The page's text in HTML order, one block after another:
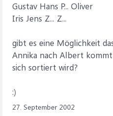
Gustav Hans P... Oliver
Iris Jens Z... Z...
gibt es eine Möglichkeit
Annika nach Albert
sich sortiert wird?
:)
27. September 2002